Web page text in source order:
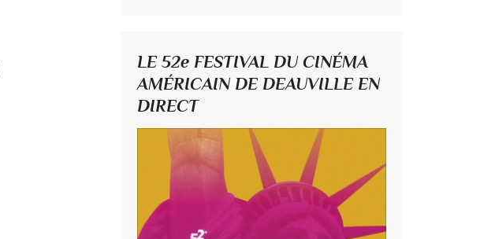
LE 52e FESTIVAL DU CINÉMA
AMÉRICAIN DE DEAUVILLE EN
DIRECT